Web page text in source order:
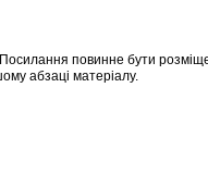
повинне бути
абзаці матеріалу.